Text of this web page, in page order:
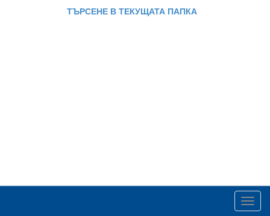
ТЪРСЕНЕ В ТЕКУЩАТА ПАПКА